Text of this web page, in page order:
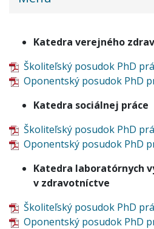
Katedra verejného
Školiteľský posudok PhD
Oponentský posudok PhD
Katedra sociálnej práce
Školiteľský posudok PhD
Oponentský posudok PhD
Katedra laboratórnych
v zdravotníctve
Školiteľský posudok PhD
Oponentský posudok PhD